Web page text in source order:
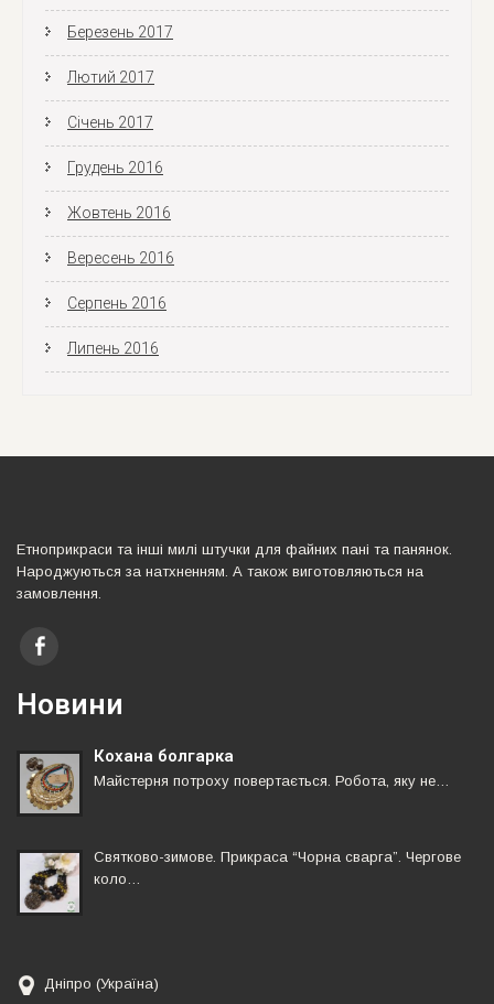
Березень 2017
Лютий 2017
Січень 2017
Грудень 2016
Жовтень 2016
Вересень 2016
Серпень 2016
Липень 2016
Етноприкраси та iншi милi штучки для файних панi та панянок.
Народжуються за натхненням. А також виготовляються на
замовлення.
Новини
Кохана болгарка
Майстерня потроху повертається. Робота, яку не…
Святково-зимове. Прикраса “Чорна сварга”. Чергове
коло…
Дніпро (Україна)